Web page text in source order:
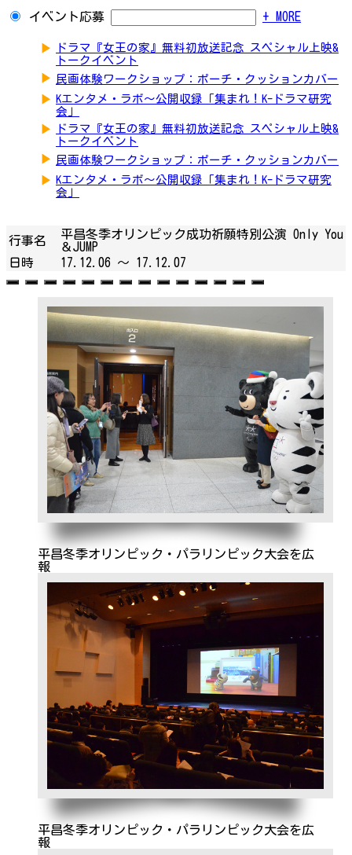
イベント応募 + MORE
▶
ドラマ『女王の家』無料初放送記念 スペシャル上映&
トークイベント
▶ 民画体験ワークショップ：ポーチ・クッションカバー
▶ Kエンタメ・ラボ～公開収録「集まれ！K-ドラマ研究
会」
▶
ドラマ『女王の家』無料初放送記念 スペシャル上映&
トークイベント
▶ 民画体験ワークショップ：ポーチ・クッションカバー
▶ Kエンタメ・ラボ～公開収録「集まれ！K-ドラマ研究
会」
行事名
平昌冬季オリンピック成功祈願特別公演 Only You
＆JUMP
日時
17.12.06 ～ 17.12.07
平昌冬季オリンピック・パラリンピック大会を広
報
平昌冬季オリンピック・パラリンピック大会を広
報